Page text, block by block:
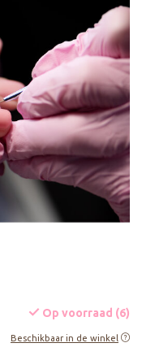
Op voorraad (6)
Beschikbaar in de winkel